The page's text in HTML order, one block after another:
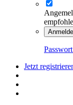
Jetzt